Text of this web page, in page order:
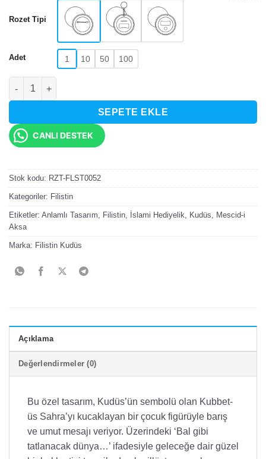
Rozet Tipi
Adet 1 10 50 100
Kudüs ve Mescid-i Aksa Temalı Rozet adet
SEPETE EKLE
CANLI DESTEK
Stok kodu: RZT-FLST0052
Kategoriler: Filistin
Etiketler: Anlamlı Tasarım, Filistin, İslami Hediyelik, Kudüs, Mescid-i
Aksa
Marka: Filistin Kudüs
Açıklama
Değerlendirmeler (0)
Bu özel tasarım, Kudüs’ün sembolü olan Kubbet-
üs Sahra’yı kucaklayan bir çocuk figürüyle barış
ve umut mesajı veriyor. Üzerindeki ‘Bal gibi
tatlanacak dünya…’ ifadesiyle geleceğe dair güzel